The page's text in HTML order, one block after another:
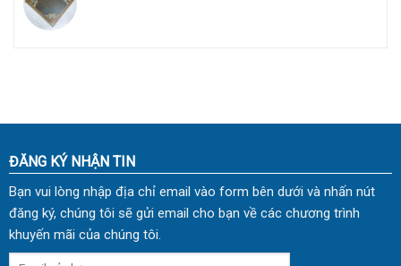
ĐĂNG KÝ NHẬN TIN
Bạn vui lòng nhập địa chỉ email vào form bên dưới và nhấn nút
đăng ký, chúng tôi sẽ gửi email cho bạn về các chương trình
khuyến mãi của chúng tôi.